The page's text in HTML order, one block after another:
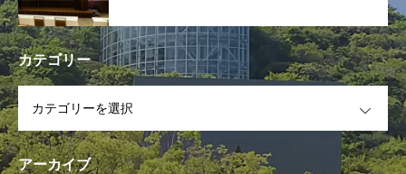
カテゴリー
アーカイブ